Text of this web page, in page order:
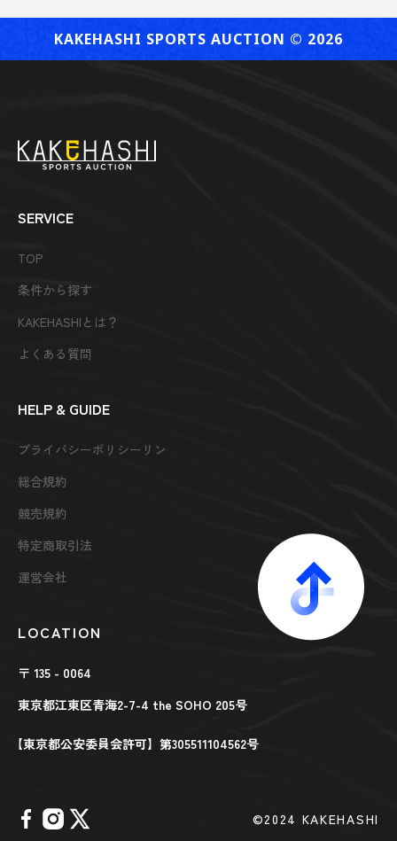
KAKEHASHI SPORTS AUCTION ©︎ 2026
SERVICE
TOP
条件から探す
KAKEHASHIとは？
よくある質問
HELP & GUIDE
プライバシーポリシーリン
総合規約
競売規約
特定商取引法
運営会社
LOCATION
〒 135 - 0064
東京都江東区青海2-7-4 the SOHO 205号
【東京都公安委員会許可】第305511104562号
©︎2024 KAKEHASHI